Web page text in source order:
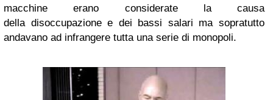
macchine erano considerate la causa
della disoccupazione e dei bassi salari ma sopratutto
andavano ad infrangere tutta una serie di monopoli.